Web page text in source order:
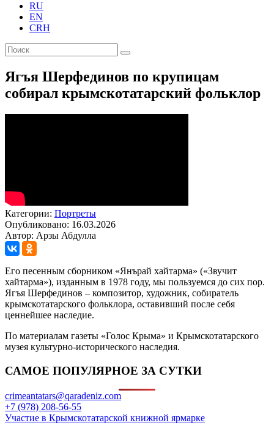
RU
EN
CRH
Ягъя Шерфединов по крупицам
собирал крымскотатарский фольклор
Категории: Портреты
Опубликовано: 16.03.2026
Автор: Арзы Абдулла
Его песенным сборником «Янърай хайтарма» («Звучит
хайтарма»), изданным в 1978 году, мы пользуемся до сих пор.
Ягъя Шерфединов – композитор, художник, собиратель
крымскотатарского фольклора, оставивший после себя
ценнейшее наследие.
По материалам газеты «Голос Крыма» и Крымскотатарского
музея культурно-исторического наследия.
САМОЕ ПОПУЛЯРНОЕ ЗА СУТКИ
crimeantatars@qaradeniz.com
+7 (978) 208-56-55
Участие в Крымскотатарской книжной ярмарке